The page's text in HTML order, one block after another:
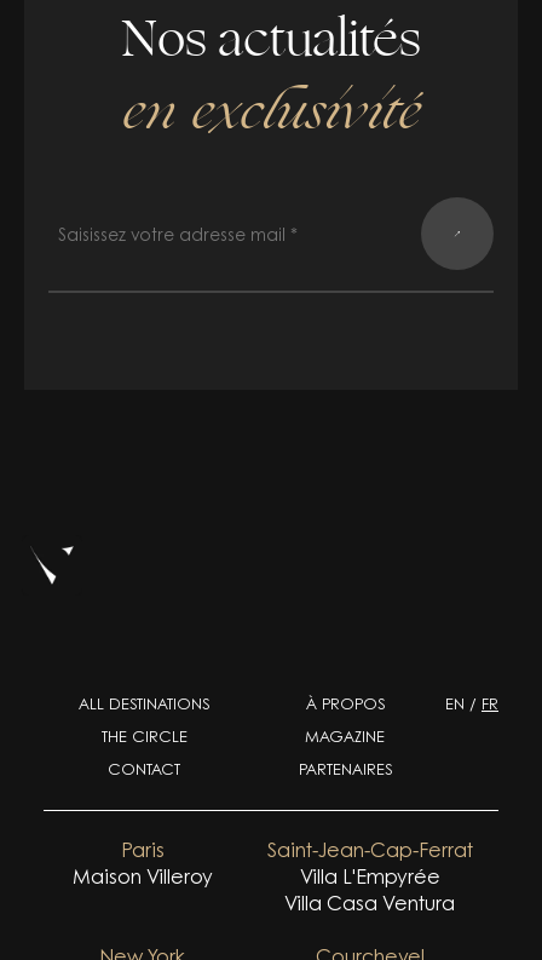
Nos actualités
en exclusivité
ALL DESTINATIONS
À PROPOS
THE CIRCLE
MAGAZINE
CONTACT
PARTENAIRES
EN / FR
Paris
Maison Villeroy
Saint-Jean-Cap-Ferrat
Villa L'Empyrée
Villa Casa Ventura